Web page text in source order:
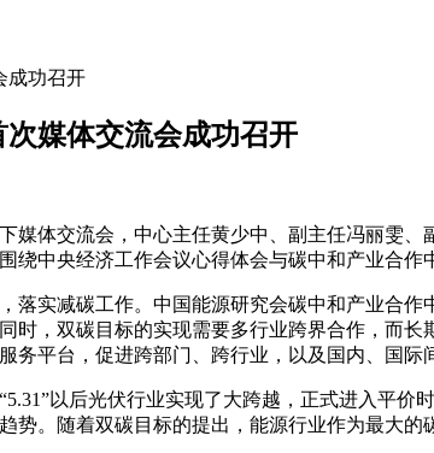
成功召开
媒体交流会成功召开
媒体交流会，中心主任黄少中、副主任冯丽雯
中央经济工作会议心得体会与碳中和产业合作
落实减碳工作。中国能源研究会碳中和产业合
时，双碳目标的实现需要多行业跨界合作，而
平台，促进跨部门、跨行业，以及国内、国际
以后光伏行业实现了大跨越，正式进入平
势。随着双碳目标的提出，能源行业作为最大